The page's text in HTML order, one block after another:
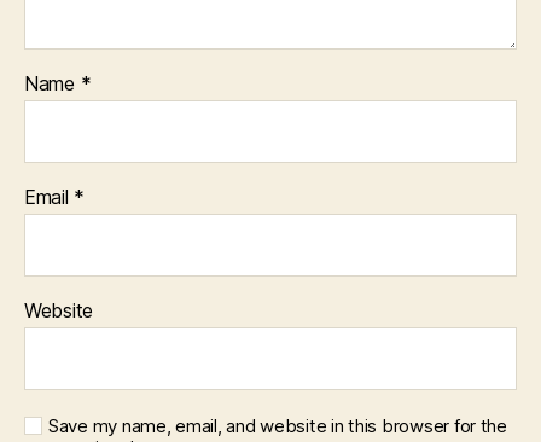
Name *
Email *
Website
Save my name, email, and website in this browser for the